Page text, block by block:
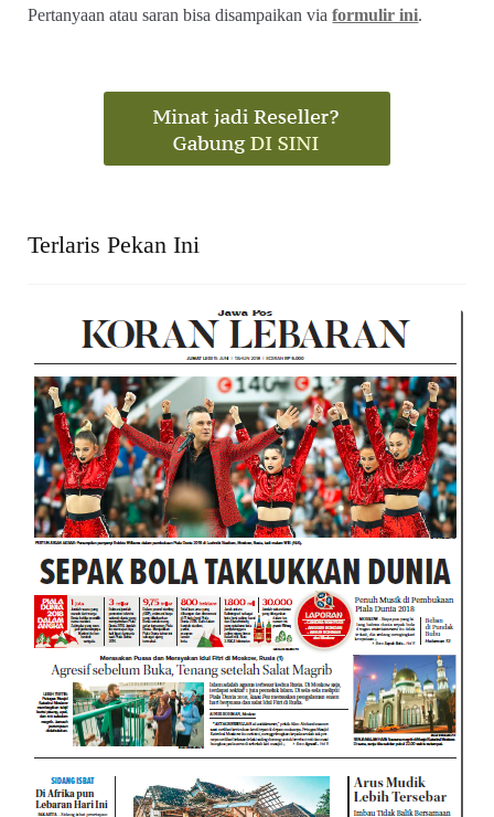
Pertanyaan atau saran bisa disampaikan viaformulir ini.
Terlaris Pekan Ini